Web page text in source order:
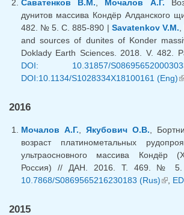
Саватенков В.М.
Мочалов А.Г.
дунитов массива Кондёр Алданского
482. № 5. С. 885-890 | Savatenkov V.M.
and sources of dunites of Konder
Doklady Earth Sciences. 2018. V. 482.
DOI: 10.31857/
DOI:10.1134/S1028334X18100161 (Eng)
2016
Мочалов А.Г. Якубович О.В. ,
возраст платинометальных
ультраосновного массива Кондёр
Россия) // ДАН. 2016. Т. 469. № 5.
10.7868/S0869565216230183 (Rus)(link
2015